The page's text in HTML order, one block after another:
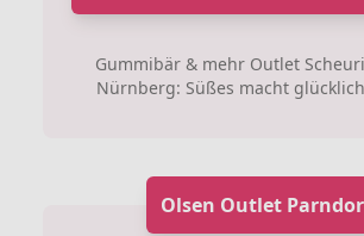
Gummibär & mehr Outlet
Nürnberg: Süßes macht
Olsen Outlet